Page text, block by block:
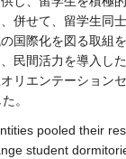
併せて、留学生同
国際化を図る取組
民間活力を導入し
リエンテーション
。
pooled their
student